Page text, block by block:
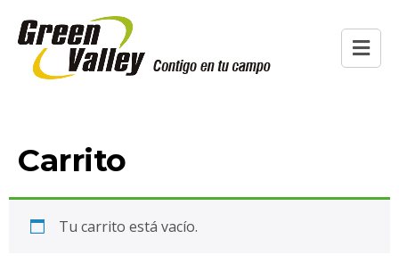
Carrito
Tu carrito está vacío.